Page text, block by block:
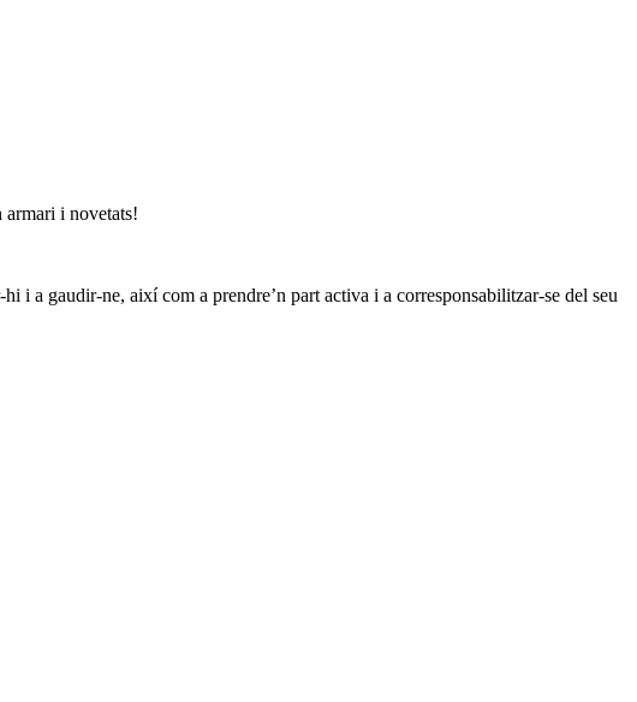
i novetats!
i a gaudir-ne, així com a prendre’n part activa i a corresponsabilitzar-se del seu